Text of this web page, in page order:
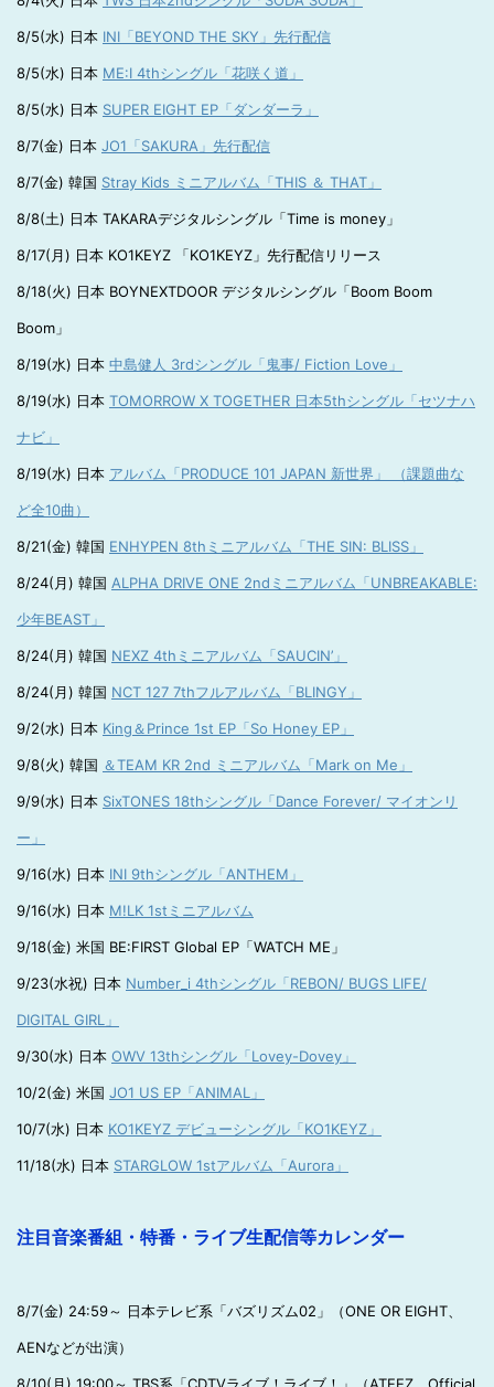
8/5(水) 日本 INI「BEYOND THE SKY」先行配信
8/5(水) 日本 ME:I 4thシングル「花咲く道」
8/5(水) 日本 SUPER EIGHT EP「ダンダーラ」
8/7(金) 日本 JO1「SAKURA」先行配信
8/7(金) 韓国 Stray Kids ミニアルバム「THIS ＆ THAT」
8/8(土) 日本 TAKARAデジタルシングル「Time is money」
8/17(月) 日本 KO1KEYZ 「KO1KEYZ」先行配信リリース
8/18(火) 日本 BOYNEXTDOOR デジタルシングル「Boom Boom
Boom」
8/19(水) 日本 中島健人 3rdシングル「鬼事/ Fiction Love」
8/19(水) 日本 TOMORROW X TOGETHER 日本5thシングル「セツナハ
ナビ」
8/19(水) 日本 アルバム「PRODUCE 101 JAPAN 新世界」 （課題曲な
ど全10曲）
8/21(金) 韓国 ENHYPEN 8thミニアルバム「THE SIN: BLISS」
8/24(月) 韓国 ALPHA DRIVE ONE 2ndミニアルバム「UNBREAKABLE:
少年BEAST」
8/24(月) 韓国 NEXZ 4thミニアルバム「SAUCIN’」
8/24(月) 韓国 NCT 127 7thフルアルバム「BLINGY」
9/2(水) 日本 King＆Prince 1st EP「So Honey EP」
9/8(火) 韓国 ＆TEAM KR 2nd ミニアルバム「Mark on Me」
9/9(水) 日本 SixTONES 18thシングル「Dance Forever/ マイオンリ
ー」
9/16(水) 日本 INI 9thシングル「ANTHEM」
9/16(水) 日本 M!LK 1stミニアルバム
9/18(金) 米国 BE:FIRST Global EP「WATCH ME」
9/23(水祝) 日本 Number_i 4thシングル「REBON/ BUGS LIFE/
DIGITAL GIRL」
9/30(水) 日本 OWV 13thシングル「Lovey-Dovey」
10/2(金) 米国 JO1 US EP「ANIMAL」
10/7(水) 日本 KO1KEYZ デビューシングル「KO1KEYZ」
11/18(水) 日本 STARGLOW 1stアルバム「Aurora」
注目音楽番組・特番・ライブ生配信等カレンダー
8/7(金) 24:59～ 日本テレビ系「バズリズム02」（ONE OR EIGHT、
AENなどが出演）